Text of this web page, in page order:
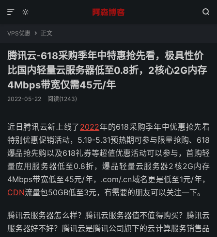
 

VPS优惠  正文
腾讯云-618采购季年中特惠抢先看，极具性价
比国内轻量云服务器低至0.8折，2核心2G内存
4Mbps带宽仅需45元/年
2022-05-22 阅读(1243)
近日腾讯云新上线了 2022年的618采购季年中优惠抢先看
特别优惠促销活动，5.19-5.31预热期可参与限量抢购、618
爆品抢先购以及618礼券等超值优惠活动可以参与，首购轻
量应用服务器低至0.8折，爆品轻量云服务器2核2G内存
4Mbps带宽低至45元/年，.com/.cn域名更是低至1元/年，
CDN流量包50GB低至3元，有需要的朋友可以关注一下。
腾讯云服务器怎么样？腾讯云服务器值不值得购买？腾讯云
服务器好不好？腾讯云是腾讯公司旗下的云计算服务销售品